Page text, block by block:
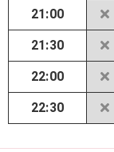
21:00
21:30
22:00
22:30